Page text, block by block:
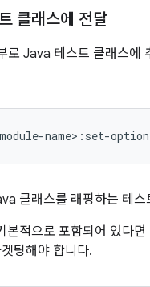
클래스에 전달
Java 테스트 클래스에
클래스를 래핑하는 테
적으로 포함되어 있다
팅해야 합니다.